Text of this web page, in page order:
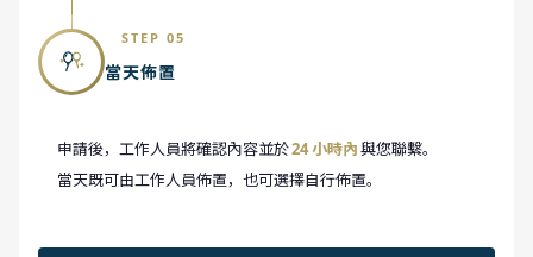
STEP 05
當天佈置
申請後，工作人員將確認內容並於24 小時內與您聯繫。
當天既可由工作人員佈置，也可選擇自行佈置。